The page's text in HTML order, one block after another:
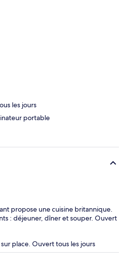
les jours
portable
propose une cuisine britannique.
: déjeuner, dîner et souper. Ouvert
place. Ouvert tous les jours